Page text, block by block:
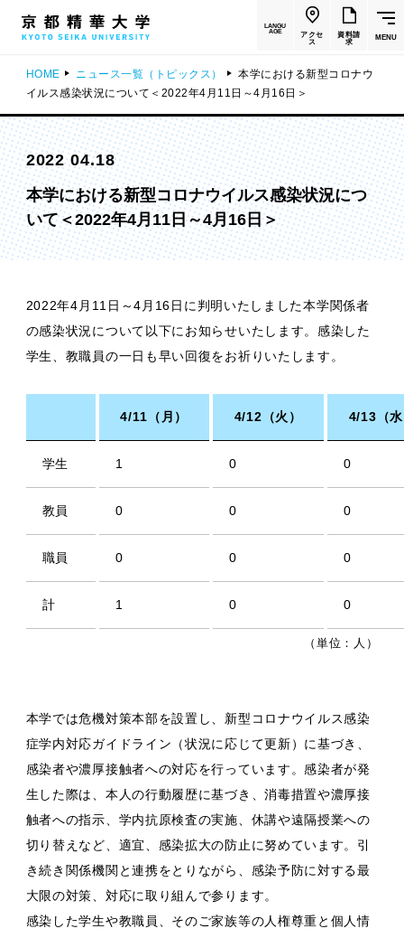
LANGU
AGE
アクセ
ス
資料請
求
MENU
HOME ニュース一覧（トピックス）
本学における新型コロナウ
イルス感染状況について＜2022年4月11日～4月16日＞
2022 04.18
本学における新型コロナウイルス感染状況につ
いて＜2022年4月11日～4月16日＞
2022年4月11日～4月16日に判明いたしました本学関係者
の感染状況について以下にお知らせいたします。感染した
学生、教職員の一日も早い回復をお祈りいたします。
4/11（月） 4/12（火） 4/13（
学生 1 0 0
教員 0 0 0
職員 0 0 0
計 1 0 0
（単位：人）
本学では危機対策本部を設置し、新型コロナウイルス感染
症学内対応ガイドライン（状況に応じて更新）に基づき、
感染者や濃厚接触者への対応を行っています。感染者が発
生した際は、本人の行動履歴に基づき、消毒措置や濃厚接
触者への指示、学内抗原検査の実施、休講や遠隔授業への
切り替えなど、適宜、感染拡大の防止に努めています。引
き続き関係機関と連携をとりながら、感染予防に対する最
大限の対策、対応に取り組んで参ります。
感染した学生や教職員、そのご家族等の人権尊重と個人情